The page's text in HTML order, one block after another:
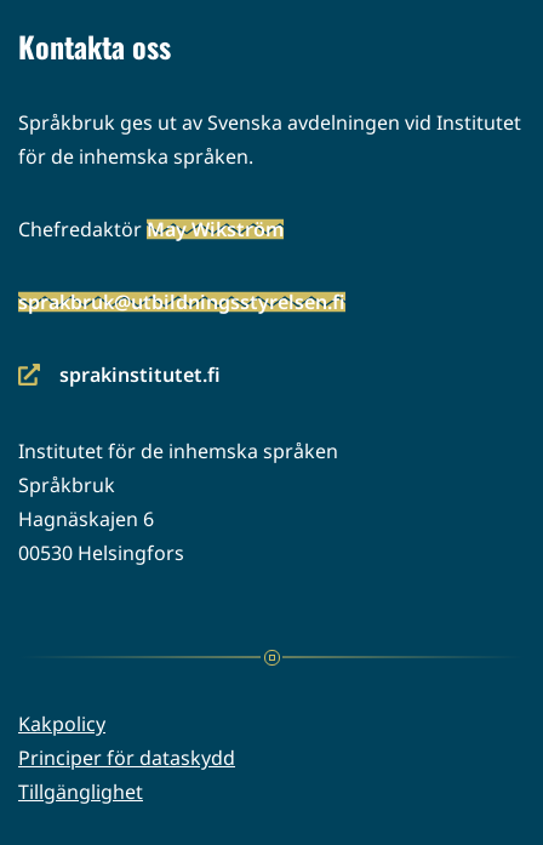
Kontakta oss
Språkbruk ges ut av Svenska avdelningen vid Institutet
för de inhemska språken.
ChefredaktörMay Wikström
sprakbruk@utbildningsstyrelsen.fi
sprakinstitutet.fi
(siirryt
palveluun)
Institutet för de inhemska språken
Språkbruk
Hagnäskajen 6
00530 Helsingfors
Kakpolicy
Principer för dataskydd
Tillgänglighet